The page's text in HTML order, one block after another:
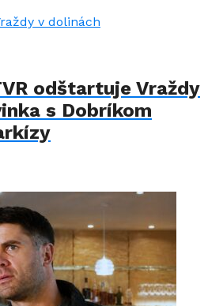
odštartuje Vraždy
s Dobríkom